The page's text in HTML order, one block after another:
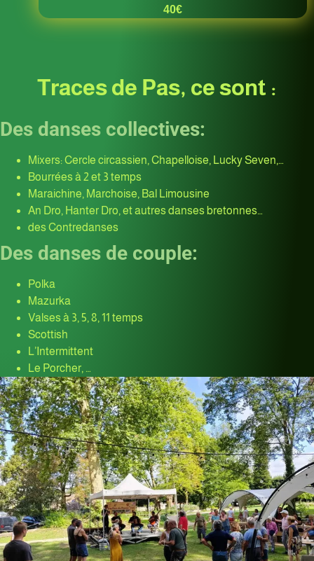
40€
Traces de Pas, ce sont :
Des danses collectives:
Mixers: Cercle circassien, Chapelloise, Lucky Seven,…
Bourrées à 2 et 3 temps
Maraichine, Marchoise, Bal Limousine
An Dro, Hanter Dro, et autres danses bretonnes…
des Contredanses
Des danses de couple:
Polka
Mazurka
Valses à 3, 5, 8, 11 temps
Scottish
L’Intermittent
Le Porcher, …